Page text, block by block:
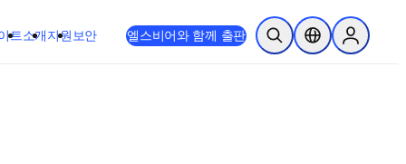
트소개지원 보안 엘스비어와 함께 출판 검색 열기위치 선택기Sign in to